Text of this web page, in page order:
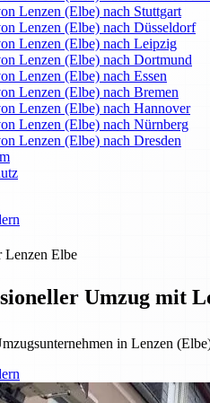
Lenzen (Elbe) nach Stuttgart
Lenzen (Elbe) nach Düsseldorf
Lenzen (Elbe) nach Leipzig
Lenzen (Elbe) nach Dortmund
Lenzen (Elbe) nach Essen
Lenzen (Elbe) nach Bremen
Lenzen (Elbe) nach Hannover
Lenzen (Elbe) nach Nürnberg
Lenzen (Elbe) nach Dresden
Lenzen Elbe
Umzug mit
in Lenzen